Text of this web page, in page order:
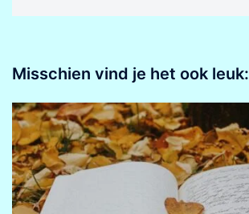
Misschien vind je het ook leuk: